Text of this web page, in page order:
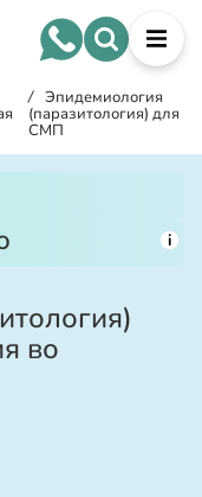
/ Эпидемиология
(паразитология) для
СМП
i
во